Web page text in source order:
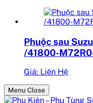
Phuộc sau
/41800-
Giá: Liên Hệ
Menu Close